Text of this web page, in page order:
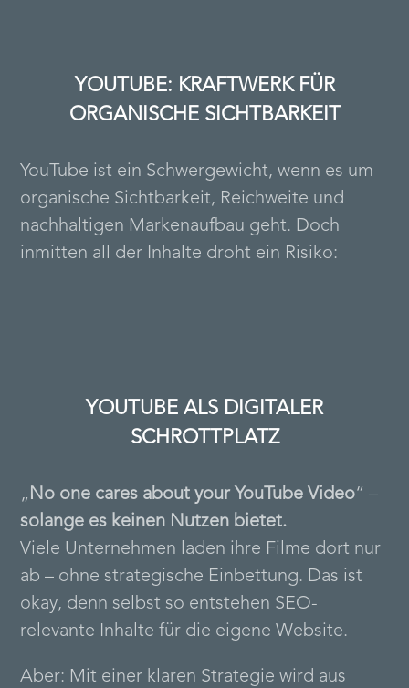
YOUTUBE: KRAFTWERK FÜR
ORGANISCHE SICHTBARKEIT
YouTube ist ein Schwergewicht, wenn es um
organische Sichtbarkeit, Reichweite und
nachhaltigen Markenaufbau geht. Doch
inmitten all der Inhalte droht ein Risiko:
YOUTUBE ALS DIGITALER
SCHROTTPLATZ
„ No one cares about your YouTube Video“ –
solange es keinen Nutzen bietet.
Viele Unternehmen laden ihre Filme dort nur
ab – ohne strategische Einbettung. Das ist
okay, denn selbst so entstehen SEO-
relevante Inhalte für die eigene Website.
Aber: Mit einer klaren Strategie wird aus